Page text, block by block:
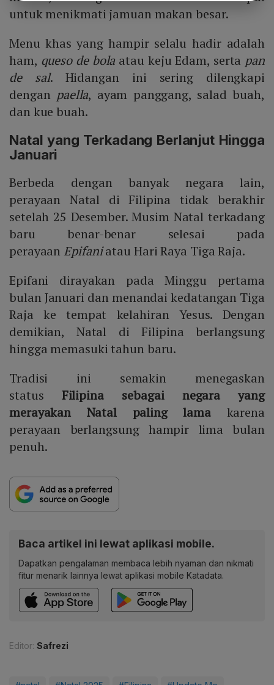
untuk menikmati jamuan makan besar.
Menu khas yang hampir selalu hadir adalah
ham, queso de bola atau keju Edam, serta pan
de sal. Hidangan ini sering dilengkapi
dengan paella, ayam panggang, salad buah,
dan kue buah.
Natal yang Terkadang Berlanjut Hingga
Januari
Berbeda dengan banyak negara lain,
perayaan Natal di Filipina tidak berakhir
setelah 25 Desember. Musim Natal terkadang
baru benar-benar selesai pada
perayaan Epifaniatau Hari Raya Tiga Raja.
Epifani dirayakan pada Minggu pertama
bulan Januari dan menandai kedatangan Tiga
Raja ke tempat kelahiran Yesus. Dengan
demikian, Natal di Filipina berlangsung
hingga memasuki tahun baru.
Tradisi ini semakin menegaskan
status Filipina sebagai negara yang
merayakan Natal paling lama karena
perayaan berlangsung hampir lima bulan
penuh.
Baca artikel ini lewat aplikasi mobile.
Dapatkan pengalaman membaca lebih nyaman dan nikmati
fitur menarik lainnya lewat aplikasi mobile Katadata.
Editor: Safrezi